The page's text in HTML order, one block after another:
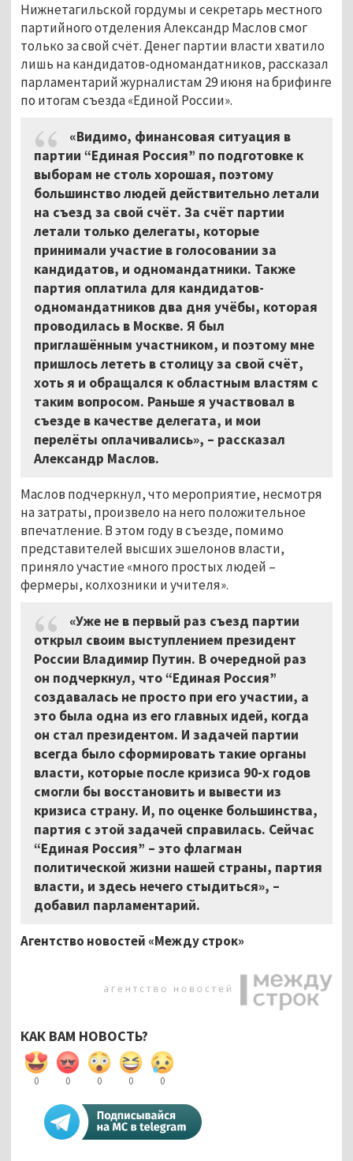
Нижнетагильской гордумы и секретарь местного
партийного отделения Александр Маслов смог
только за свой счёт. Денег партии власти хватило
лишь на кандидатов-одномандатников, рассказал
парламентарий журналистам 29 июня на брифинге
по итогам съезда «Единой России».
«Видимо, финансовая ситуация в
партии “Единая Россия” по подготовке к
выборам не столь хорошая, поэтому
большинство людей действительно летали
на съезд за свой счёт. За счёт партии
летали только делегаты, которые
принимали участие в голосовании за
кандидатов, и одномандатники. Также
партия оплатила для кандидатов-
одномандатников два дня учёбы, которая
проводилась в Москве. Я был
приглашённым участником, и поэтому мне
пришлось лететь в столицу за свой счёт,
хоть я и обращался к областным властям с
таким вопросом. Раньше я участвовал в
съезде в качестве делегата, и мои
перелёты оплачивались», – рассказал
Александр Маслов.
Маслов подчеркнул, что мероприятие, несмотря
на затраты, произвело на него положительное
впечатление. В этом году в съезде, помимо
представителей высших эшелонов власти,
приняло участие «много простых людей –
фермеры, колхозники и учителя».
«Уже не в первый раз съезд партии
открыл своим выступлением президент
России Владимир Путин. В очередной раз
он подчеркнул, что “Единая Россия”
создавалась не просто при его участии, а
это была одна из его главных идей, когда
он стал президентом. И задачей партии
всегда было сформировать такие органы
власти, которые после кризиса 90-х годов
смогли бы восстановить и вывести из
кризиса страну. И, по оценке большинства,
партия с этой задачей справилась. Сейчас
“Единая Россия” – это флагман
политической жизни нашей страны, партия
власти, и здесь нечего стыдиться», –
добавил парламентарий.
Агентство новостей «Между строк»
КАК ВАМ НОВОСТЬ?
0 0 0 0 0